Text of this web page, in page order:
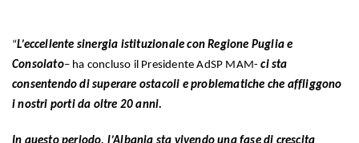
“L’eccellente sinergia istituzionale con Regione Puglia e
Consolato– ha concluso il Presidente AdSP MAM-ci sta
consentendo di superare ostacoli e problematiche che affliggono
i nostri porti da oltre 20 anni.